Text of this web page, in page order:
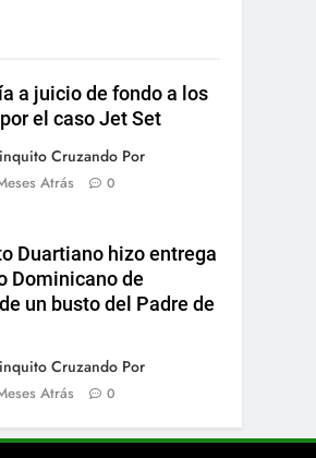
a juicio de fondo a los
el caso Jet Set
Cruzando Por
Atrás 0
Duartiano hizo entrega
Dominicano de
un busto del Padre de
Cruzando Por
Atrás 0